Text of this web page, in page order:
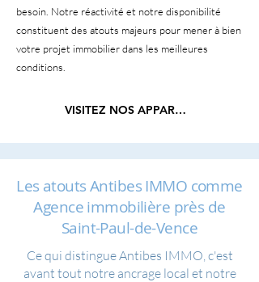
besoin. Notre réactivité et notre disponibilité
constituent des atouts majeurs pour mener à bien
votre projet immobilier dans les meilleures
conditions.
VISITEZ NOS APPARTEMENTS
Les atouts Antibes IMMO comme
Agence immobilière près de
Saint-Paul-de-Vence
Ce qui distingue Antibes IMMO, c'est
avant tout notre ancrage local et notre